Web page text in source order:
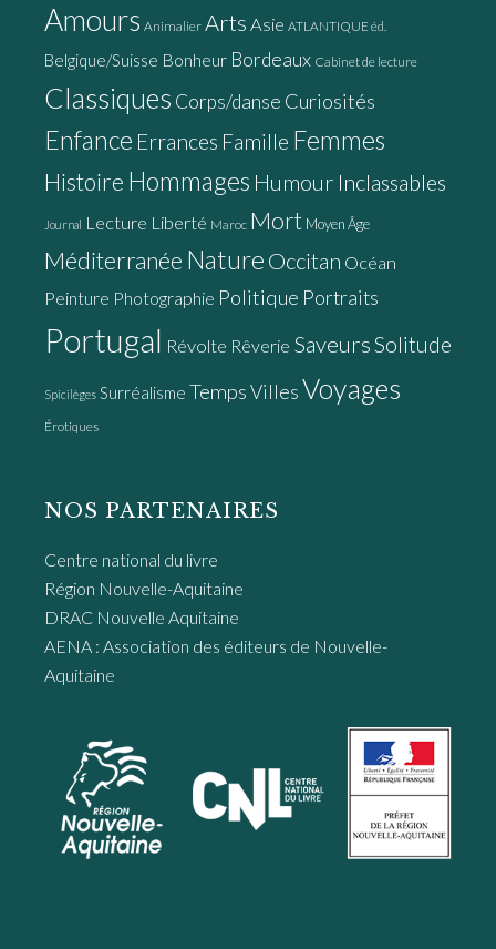
Amours Animalier Arts Asie ATLANTIQUE éd.
Belgique/Suisse Bonheur Bordeaux Cabinet de lecture
Classiques Corps/danse Curiosités
Enfance Errances Famille Femmes
Histoire Hommages Humour Inclassables
Journal Lecture Liberté Maroc Mort Moyen Âge
Méditerranée Nature Occitan Océan
Peinture Photographie Politique Portraits
Portugal Révolte Rêverie Saveurs Solitude
Spicilèges Surréalisme TempsVillesVoyages
Érotiques
NOS PARTENAIRES
Centre national du livre
Région Nouvelle-Aquitaine
DRAC Nouvelle Aquitaine
AENA : Association des éditeurs de Nouvelle-
Aquitaine